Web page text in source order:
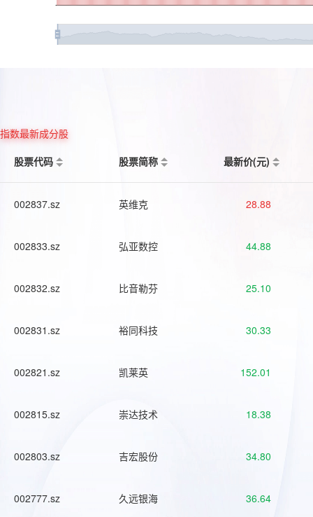
指数最新成分股
股票代码
股票简称 最新价(元)
002837.sz 英维克 28.88
002833.sz 弘亚数控 44.88
002832.sz 比音勒芬 25.10
002831.sz 裕同科技 30.33
002821.sz 凯莱英 152.01
002815.sz 崇达技术 18.38
002803.sz 吉宏股份 34.80
002777.sz 久远银海 36.64